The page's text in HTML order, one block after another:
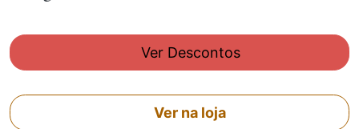
Ver Descontos
Ver na loja